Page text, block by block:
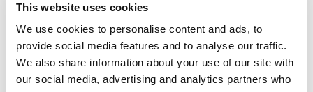
This website uses cookies
We use cookies to personalise content and ads, to
provide social media features and to analyse our traffic.
We also share information about your use of our site with
our social media, advertising and analytics partners who
GEMAAKT VAN GERECYCLEERDE PET FLESSEN.
WARMTEBESTENDIG TOT 100°.
TIJDLOOS DESIGN.
VAATWASBESTENDIG.